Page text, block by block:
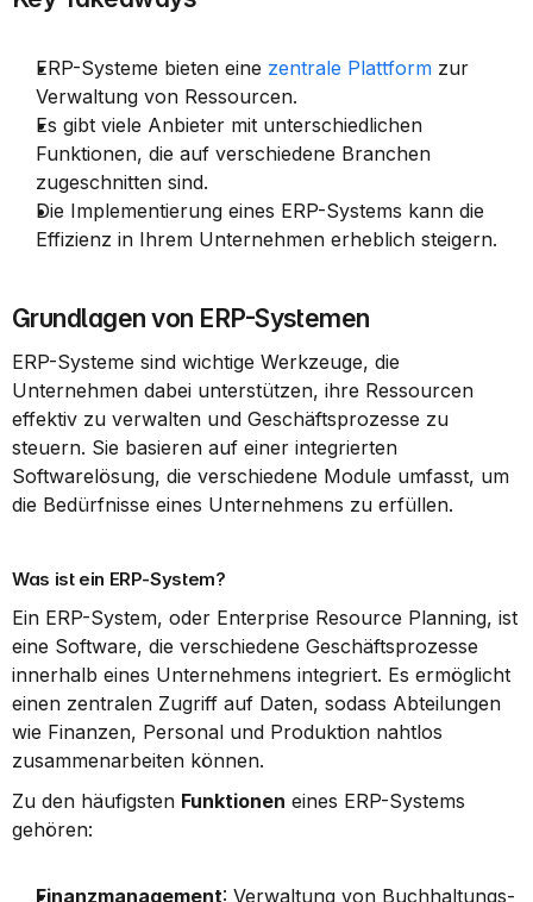
ERP-Systeme bieten eine zentrale Plattform zur
Verwaltung von Ressourcen.
Es gibt viele Anbieter mit unterschiedlichen
Funktionen, die auf verschiedene Branchen
zugeschnitten sind.
Die Implementierung eines ERP-Systems kann die
Effizienz in Ihrem Unternehmen erheblich steigern.
Grundlagen von ERP-Systemen
ERP-Systeme sind wichtige Werkzeuge, die
Unternehmen dabei unterstützen, ihre Ressourcen
effektiv zu verwalten und Geschäftsprozesse zu
steuern. Sie basieren auf einer integrierten
Softwarelösung, die verschiedene Module umfasst, um
die Bedürfnisse eines Unternehmens zu erfüllen.
Was ist ein ERP-System?
Ein ERP-System, oder Enterprise Resource Planning, ist
eine Software, die verschiedene Geschäftsprozesse
innerhalb eines Unternehmens integriert. Es ermöglicht
einen zentralen Zugriff auf Daten, sodass Abteilungen
wie Finanzen, Personal und Produktion nahtlos
zusammenarbeiten können.
Zu den häufigsten Funktionen eines ERP-Systems
gehören:
Finanzmanagement: Verwaltung von Buchhaltungs-